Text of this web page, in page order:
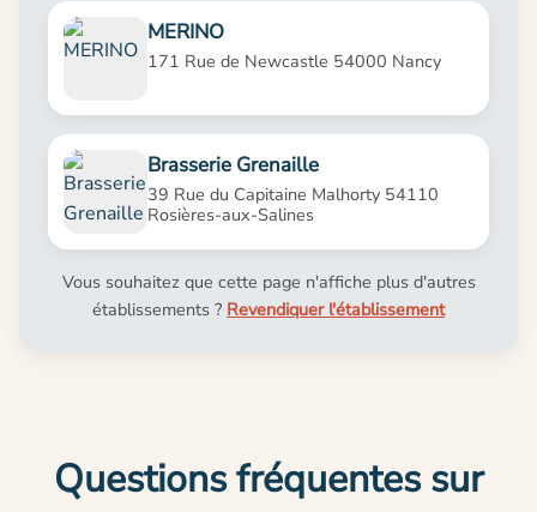
MERINO
171 Rue de Newcastle 54000 Nancy
Brasserie Grenaille
39 Rue du Capitaine Malhorty 54110
Rosières-aux-Salines
Vous souhaitez que cette page n'affiche plus d'autres
établissements ? Revendiquer l'établissement
Questions fréquentes sur